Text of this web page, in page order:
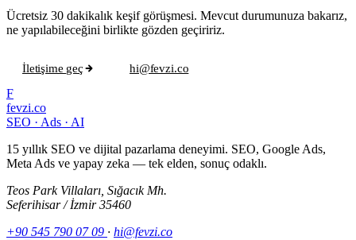
Ücretsiz 30 dakikalık keşif görüşmesi. Mevcut durumunuza bakarız,
ne yapılabileceğini birlikte gözden geçiririz.
İletişime geç
hi@fevzi.co
F
fevzi.co
SEO · Ads · AI
15 yıllık SEO ve dijital pazarlama deneyimi. SEO, Google Ads,
Meta Ads ve yapay zeka — tek elden, sonuç odaklı.
Teos Park Villaları, Sığacık Mh.
Seferihisar / İzmir 35460
+90 545 790 07 09 · hi@fevzi.co